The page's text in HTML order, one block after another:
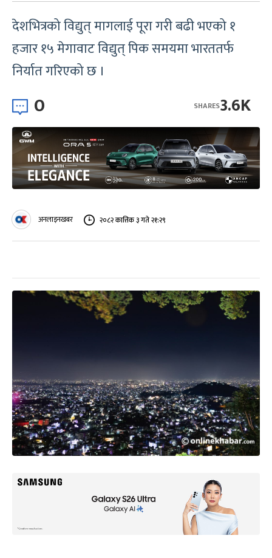
देशभित्रको विद्युत् मागलाई पूरा गरी बढी भएको १
हजार १५ मेगावाट विद्युत् पिक समयमा भारततर्फ
निर्यात गरिएको छ ।
0 3.6K
SHARES
अनलाइनखबर २०८२ कात्तिक ३ गते २१:२९